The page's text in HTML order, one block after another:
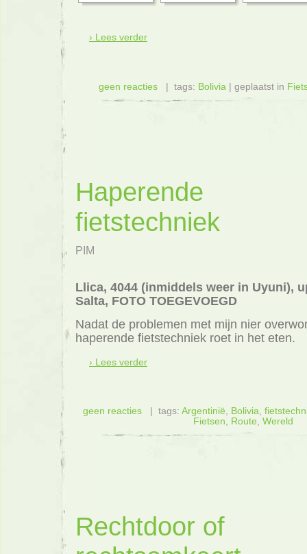
› Lees verder
geen reacties | tags: Bolivia | geplaatst in
Haperende
fietstechniek
PIM
Llica, 4044 (inmiddels weer in Uyuni),
Salta, FOTO TOEGEVOEGD
Nadat de problemen met mijn nier
haperende fietstechniek roet in het eten.
› Lees verder
geen reacties| tags: Argentinië, Bolivia,
Fietsen, Route, Wereld
Rechtdoor of